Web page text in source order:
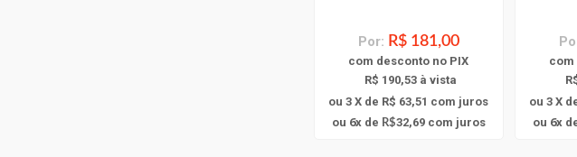
Por: R$ 181,00
com desconto no PIX
R$ 190,53 à vista
ou 3 X de R$ 63,51 com juros
ou 6x de R$32,69com juros
com
ou 3 X
ou 6x